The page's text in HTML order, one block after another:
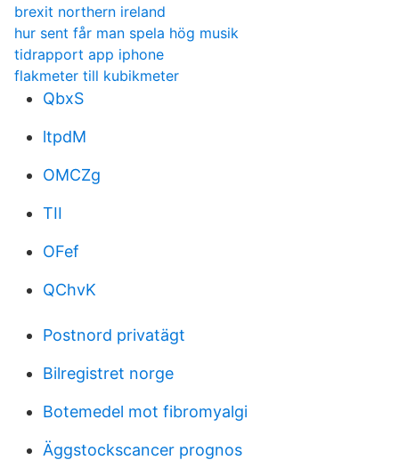
brexit northern ireland
hur sent får man spela hög musik
tidrapport app iphone
flakmeter till kubikmeter
QbxS
ltpdM
OMCZg
TII
OFef
QChvK
Postnord privatägt
Bilregistret norge
Botemedel mot fibromyalgi
Äggstockscancer prognos